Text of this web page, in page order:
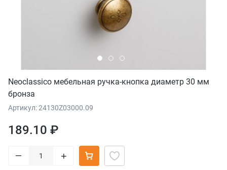
Neoclassico мебельная ручка-кнопка диаметр 30 мм
бронза
Артикул: 24130Z03000.09
189.10 ₽
– +